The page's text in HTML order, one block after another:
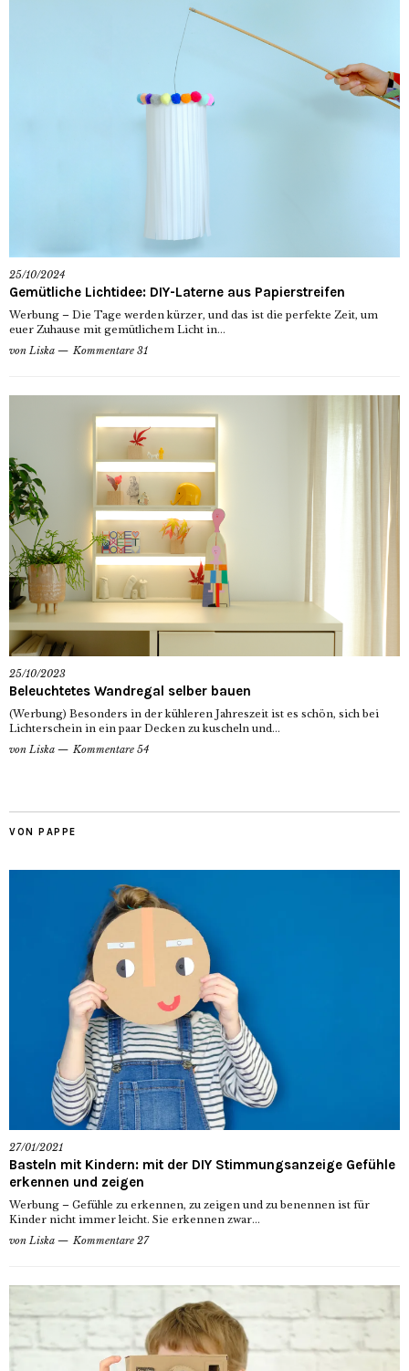
25/10/2024
Gemütliche Lichtidee: DIY-Laterne aus Papierstreifen
Werbung – Die Tage werden kürzer, und das ist die perfekte Zeit, um
euer Zuhause mit gemütlichem Licht in...
von Liska Kommentare 31
25/10/2023
Beleuchtetes Wandregal selber bauen
(Werbung) Besonders in der kühleren Jahreszeit ist es schön, sich bei
Lichterschein in ein paar Decken zu kuscheln und...
von Liska Kommentare 54
VON PAPPE
27/01/2021
Basteln mit Kindern: mit der DIY Stimmungsanzeige Gefühle
erkennen und zeigen
Werbung – Gefühle zu erkennen, zu zeigen und zu benennen ist für
Kinder nicht immer leicht. Sie erkennen zwar...
von Liska Kommentare 27